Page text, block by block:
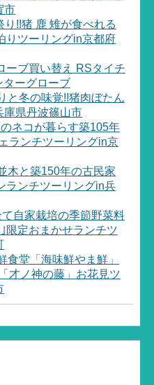
市
!!猪 鹿 雉が食べれる
りツーリングin京都府
ーブ買い替え RSタイチ
ターグローブ
と冬の味覚!!猪肉ぼたん
庫県丹波篠山市
ネコが暮らす築105年
ランチツーリングin京
木と築150年の古民家
ランチツーリングin兵
自家栽培の季節野菜料
限定おまかせランチツ
食堂「海味鮮やま鮮」
才ノ神の藤」お花見ツ